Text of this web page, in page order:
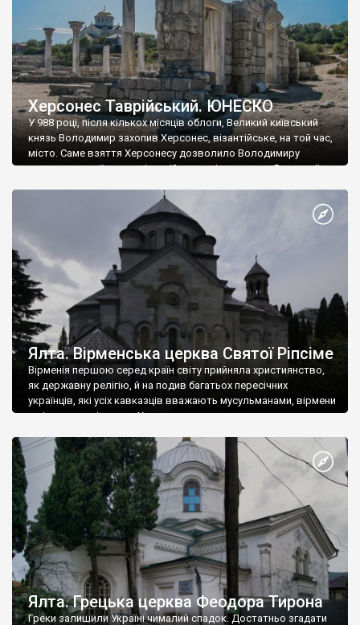
Херсонес Таврійський. ЮНЕСКО
У 988 році, після кількох місяців облоги, Великий київський
князь Володимир захопив Херсонес, візантійське, на той час,
місто. Саме взяття Херсонесу дозволило Володимиру
диктувати свої умови візантійському імператору Василю ІІ, та
Херсонесі Володимир-язичник, став Василем-християнином.
А потім було Хрещення Русі. На честь Херсонесу Таврійського
Ялта. Вірменська церква Святої Ріпсіме
Вірменія першою серед країн світу прийняла християнство,
як державну релігію, й на подив багатьох пересічних
українців, які усіх кавказців вважають мусульманами, вірмени
є відданими вірянами Христа
Ялта. Грецька церква Феодора Тирона
Греки залишили Україні чималий спадок. Достатньо згадати